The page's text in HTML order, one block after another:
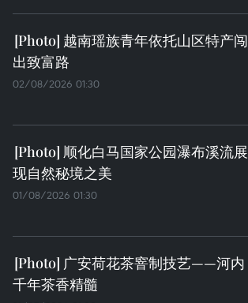
越南瑶族青年依托山区特产闯
出致富路
02/08/2026 01:30
顺化白马国家公园瀑布溪流展
现自然秘境之美
01/08/2026 01:30
广安荷花茶窨制技艺——河内
千年茶香精髓